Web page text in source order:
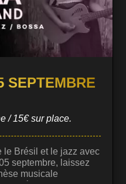
SEPTEMBRE
/ 15€ sur place.
le Brésil et le jazz avec
septembre, laissez
musicale